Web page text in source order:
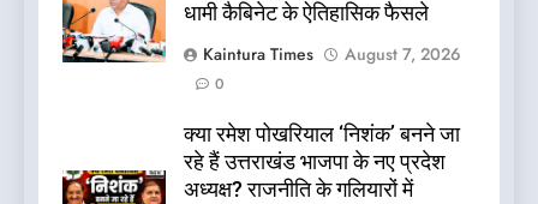
धामी कैबिनेट के ऐतिहासिक फैसले
Kaintura Times
August 7, 2026
0
क्या रमेश पोखरियाल ‘निशंक’ बनने जा
रहे हैं उत्तराखंड भाजपा के नए प्रदेश
अध्यक्ष? राजनीति के गलियारों में